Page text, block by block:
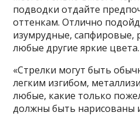
подводки отдайте
оттенкам. Отлично
изумрудные, сапфировые,
любые другие яркие цвета.
«Стрелки могут быть
легким изгибом,
любые, какие только
должны быть нарисованы